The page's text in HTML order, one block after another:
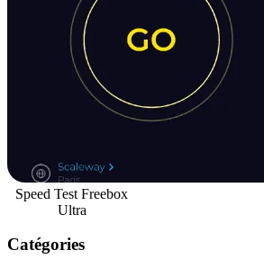
Speed Test Freebox
Ultra
Catégories